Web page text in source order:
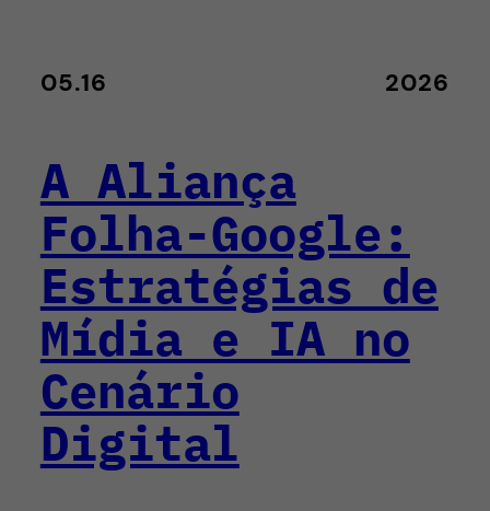
05.16 2026
A Aliança
Folha-Google:
Estratégias de
Mídia e IA no
Cenário
Digital